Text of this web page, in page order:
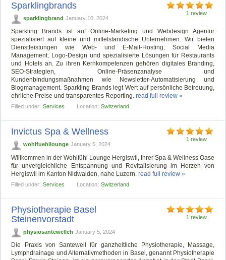
1 review
Sparklingbrands
sparklingbrand January 10, 2024
Sparkling Brands ist auf Online-Marketing und Webdesign Agentur
spezialisiert auf kleine und mittelständische Unternehmen. Wir bieten
Dienstleistungen wie Web- und E-Mail-Hosting, Social Media
Management, Logo-Design und spezialisierte Lösungen für Restaurants
und Hotels an. Zu ihren Kernkompetenzen gehören digitales Branding,
SEO-Strategien, Online-Präsenzanalyse und
Kundenbindungsmaßnahmen wie Newsletter-Automatisierung und
Blogmanagement. Sparkling Brands legt Wert auf persönliche Betreuung,
ehrliche Preise und transparentes Reporting.read full review »
Filled under: Services Location: Switzerland
1 review
Invictus Spa & Wellness
wohlfuehllounge January 5, 2024
Willkommen in der Wohlfühl Lounge Hergiswil, Ihrer Spa & Wellness Oase
für unvergleichliche Entspannung und Revitalisierung im Herzen von
Hergiswil im Kanton Nidwalden, nahe Luzern.read full review »
Filled under: Services Location: Switzerland
1 review
Physiotherapie Basel
Steinenvorstadt
physiosantewellch January 5, 2024
Die Praxis von Santewell für ganzheitliche Physiotherapie, Massage,
Lymphdrainage und Alternativmethoden in Basel, genannt Physiotherapie